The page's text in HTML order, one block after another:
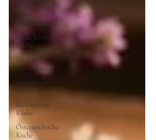
Feine
Landhausküche
Feine, leichte
Küche
Fisch &
Meeresfrüchte
Französische
Küche
Mediterrane
Küche
Österreichische
Küche